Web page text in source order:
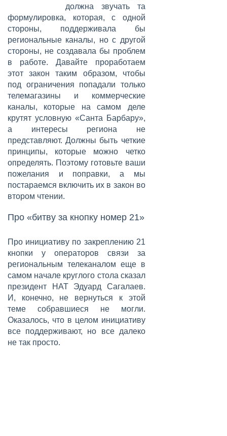
должна звучать та
формулировка, которая, с одной
стороны, поддерживала бы
региональные каналы, но с другой
стороны, не создавала бы проблем
в работе. Давайте проработаем
этот закон таким образом, чтобы
под ограничения попадали только
телемагазины и коммерческие
каналы, которые на самом деле
крутят условную «Санта Барбару»,
а интересы региона не
представляют. Должны быть четкие
принципы, которые можно четко
определять. Поэтому готовьте ваши
пожелания и поправки, а мы
постараемся включить их в закон во
втором чтении.
Про «битву за кнопку номер 21»
Про инициативу по закреплению 21
кнопки у операторов связи за
региональным телеканалом еще в
самом начале круглого стола сказал
президент НАТ Эдуард Сагалаев.
И, конечно, не вернуться к этой
теме собравшиеся не могли.
Оказалось, что в целом инициативу
все поддерживают, но все далеко
не так просто.